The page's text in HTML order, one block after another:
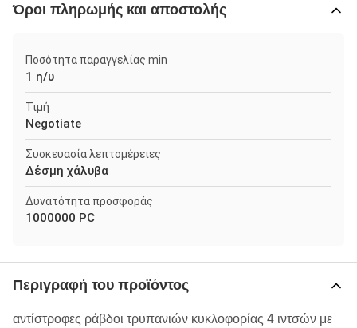
Όροι πληρωμής και αποστολής
Ποσότητα παραγγελίας min
1 η/υ
Τιμή
Negotiate
Συσκευασία λεπτομέρειες
Δέσμη χάλυβα
Δυνατότητα προσφοράς
1000000 PC
Περιγραφή του προϊόντος
αντίστροφες ράβδοι τρυπανιών κυκλοφορίας 4 ιντσών με